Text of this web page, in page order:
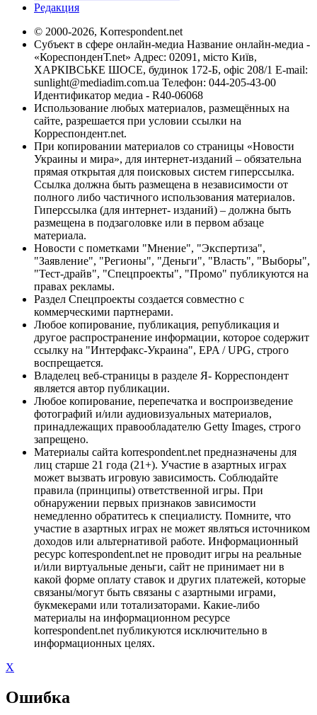
Редакция
© 2000-2026, Korrespondent.net
Субъект в сфере онлайн-медиа Название онлайн-медиа -
«КореспонденТ.net» Адрес: 02091, місто Київ,
ХАРКІВСЬКЕ ШОСЕ, будинок 172-Б, офіс 208/1 E-mail:
sunlight@mediadim.com.ua Телефон: 044-205-43-00
Идентификатор медиа - R40-06068
Использование любых материалов, размещённых на
сайте, разрешается при условии ссылки на
Корреспондент.net.
При копировании материалов со страницы «Новости
Украины и мира», для интернет-изданий – обязательна
прямая открытая для поисковых систем гиперссылка.
Ссылка должна быть размещена в независимости от
полного либо частичного использования материалов.
Гиперссылка (для интернет- изданий) – должна быть
размещена в подзаголовке или в первом абзаце
материала.
Новости с пометками "Мнение", "Экспертиза",
"Заявление", "Регионы", "Деньги", "Власть", "Выборы",
"Тест-драйв", "Спецпроекты", "Промо" публикуются на
правах рекламы.
Раздел Спецпроекты создается совместно с
коммерческими партнерами.
Любое копирование, публикация, републикация и
другое распространение информации, которое содержит
ссылку на "Интерфакс-Украина", EPA / UPG, строго
воспрещается.
Владелец веб-страницы в разделе Я- Корреспондент
является автор публикации.
Любое копирование, перепечатка и воспроизведение
фотографий и/или аудиовизуальных материалов,
принадлежащих правообладателю Getty Images, строго
запрещено.
Материалы сайта korrespondent.net предназначены для
лиц старше 21 года (21+). Участие в азартных играх
может вызвать игровую зависимость. Соблюдайте
правила (принципы) ответственной игры. При
обнаружении первых признаков зависимости
немедленно обратитесь к специалисту. Помните, что
участие в азартных играх не может являться источником
доходов или альтернативой работе. Информационный
ресурс korrespondent.net не проводит игры на реальные
и/или виртуальные деньги, сайт не принимает ни в
какой форме оплату ставок и других платежей, которые
связаны/могут быть связаны с азартными играми,
букмекерами или тотализаторами. Какие-либо
материалы на информационном ресурсе
korrespondent.net публикуются исключительно в
информационных целях.
X
Ошибка